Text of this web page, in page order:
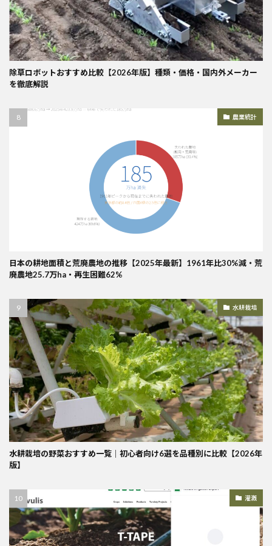
除草ロボットおすすめ比較【2026年版】種類・価格・国内外メーカー
を徹底解説
農業統計
日本の耕地面積と荒廃農地の推移【2025年最新】1961年比30%減・荒
廃農地25.7万ha・再生困難62%
水耕栽培
水耕栽培の野菜おすすめ一覧｜初心者向け6選を品種別に比較【2026年
版】
灌漑